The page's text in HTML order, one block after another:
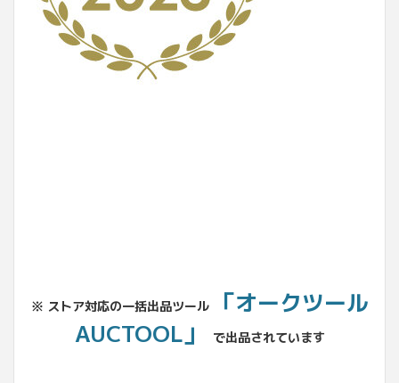
※ ストア対応の一括出品ツール
「オークツール
AUCTOOL」
で出品されています